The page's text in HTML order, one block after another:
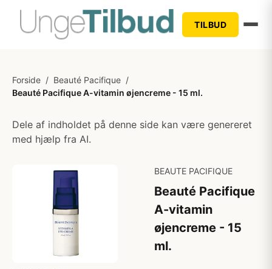
TILBUD
Forside / Beauté Pacifique /
Beauté Pacifique A-vitamin øjencreme - 15 ml.
Dele af indholdet på denne side kan være genereret
med hjælp fra AI.
BEAUTE PACIFIQUE
Beauté Pacifique
A-vitamin
øjencreme - 15
ml.